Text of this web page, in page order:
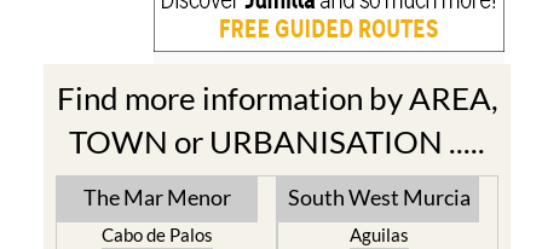
Find more information by AREA,
TOWN or URBANISATION .....
The Mar Menor
Cabo de Palos
South West Murcia
Aguilas